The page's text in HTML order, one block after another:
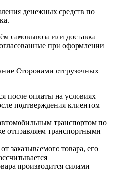
денежных средств по
самовывоза или доставка
при оформлении
Сторонами отгрузочных
после оплаты на условиях
подтверждения клиентом
транспортом по
отправляем транспортными
заказываемого товара, его
производится силами